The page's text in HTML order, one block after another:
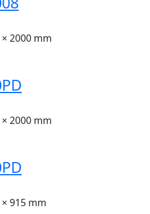
2000 mm
2000 mm
915 mm